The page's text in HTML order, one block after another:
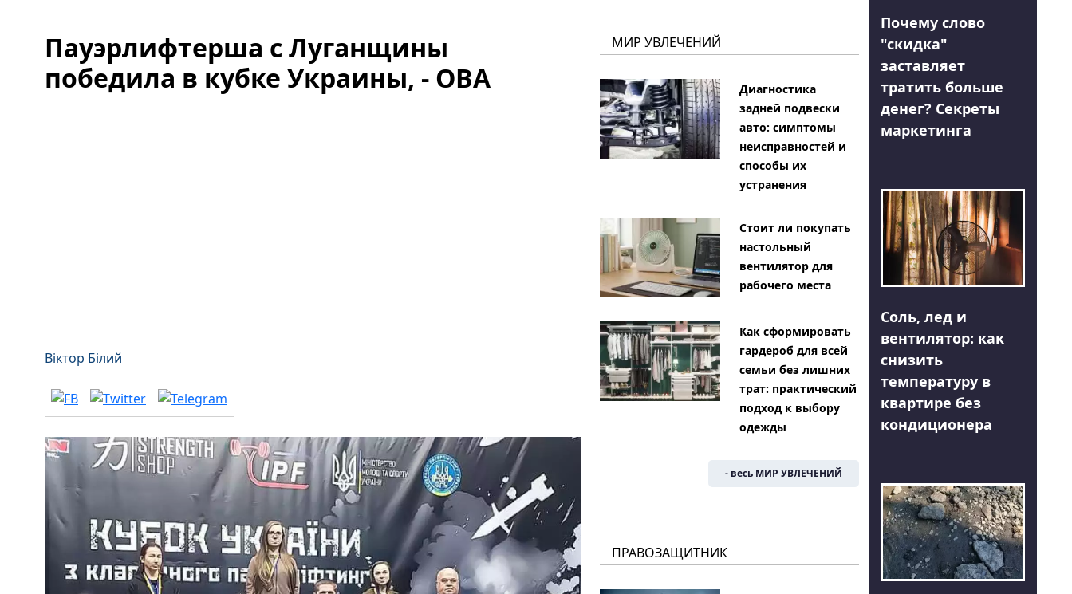
Пауэрлифтерша с Луганщины
победила в кубке Украины, - ОВА
Віктор Білий
МИР УВЛЕЧЕНИЙ
Диагностика
задней подвески
авто: симптомы
неисправностей и
способы их
устранения
Стоит ли покупать
настольный
вентилятор для
рабочего места
Как сформировать
гардероб для всей
семьи без лишних
трат: практический
подход к выбору
одежды
- весь МИР УВЛЕЧЕНИЙ
ПРАВОЗАЩИТНИК
Почему слово
"скидка"
заставляет
тратить больше
денег? Секреты
маркетинга
Соль, лед и
вентилятор: как
снизить
температуру в
квартире без
кондиционера